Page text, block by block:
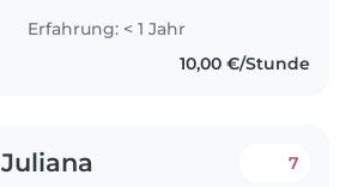
santé au travail. Je parle
espagnol, français et j'adore les..
Erfahrung: < 1 Jahr
10,00 €/Stunde
Juliana 7